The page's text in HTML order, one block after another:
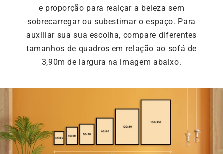
e proporção para realçar a beleza sem
sobrecarregar ou subestimar o espaço. Para
auxiliar sua sua escolha, compare diferentes
tamanhos de quadros em relação ao sofá de
3,90m de largura na imagem abaixo.